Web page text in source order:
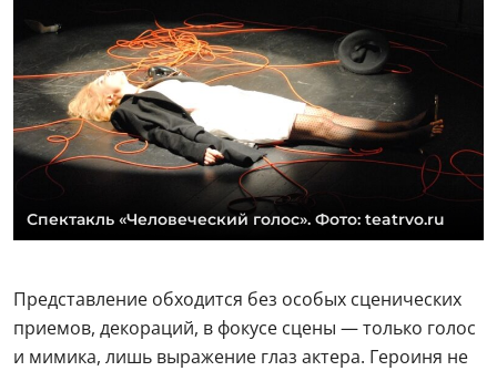
Спектакль «Человеческий голос». Фото: teatrvo.ru
Представление обходится без особых сценических
приемов, декораций, в фокусе сцены — только голос
и мимика, лишь выражение глаз актера. Героиня не